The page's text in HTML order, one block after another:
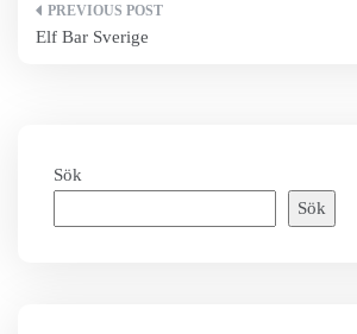
Inläggsnavigering
Elf Bar Sverige
Sök
Sök